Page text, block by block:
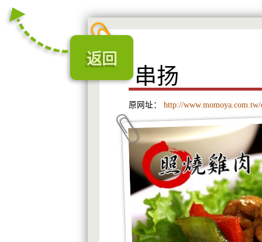
串扬
原网址： http://
返回